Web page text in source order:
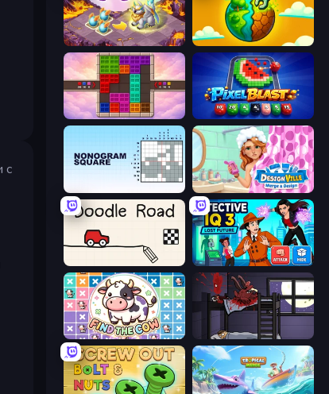
с
Mergest Kingdom Land Explorers: Merge & Build
Color Cube Puzzle Pixel Blast
Designville: Merge & Design
Detective IQ 3
Find The Cow The Visitor